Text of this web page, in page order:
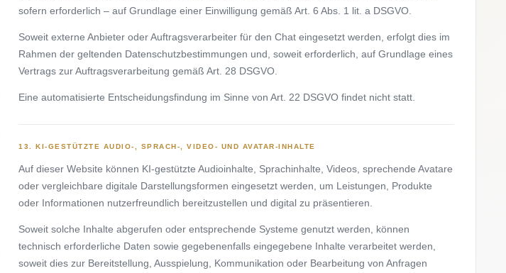
sofern erforderlich – auf Grundlage einer Einwilligung gemäß Art. 6 Abs. 1 lit. a DSGVO.
Soweit externe Anbieter oder Auftragsverarbeiter für den Chat eingesetzt werden, erfolgt dies im
Rahmen der geltenden Datenschutzbestimmungen und, soweit erforderlich, auf Grundlage eines
Vertrags zur Auftragsverarbeitung gemäß Art. 28 DSGVO.
Eine automatisierte Entscheidungsfindung im Sinne von Art. 22 DSGVO findet nicht statt.
13. KI-GESTÜTZTE AUDIO-, SPRACH-, VIDEO- UND AVATAR-INHALTE
Auf dieser Website können KI-gestützte Audioinhalte, Sprachinhalte, Videos, sprechende Avatare
oder vergleichbare digitale Darstellungsformen eingesetzt werden, um Leistungen, Produkte
oder Informationen nutzerfreundlich bereitzustellen und digital zu präsentieren.
Soweit solche Inhalte abgerufen oder entsprechende Systeme genutzt werden, können
technisch erforderliche Daten sowie gegebenenfalls eingegebene Inhalte verarbeitet werden,
soweit dies zur Bereitstellung, Ausspielung, Kommunikation oder Bearbeitung von Anfragen